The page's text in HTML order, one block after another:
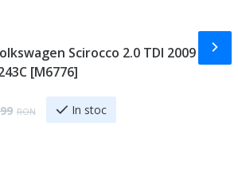
Scirocco 2.0 TDI 2009 -
[M6776]
Price
RON In stoc